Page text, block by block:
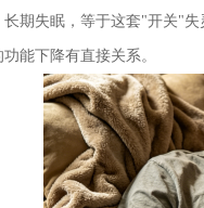
期失眠，等于这套"开关"
能下降有直接关系。